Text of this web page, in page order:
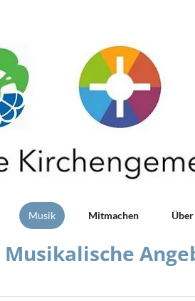
Musik Mitmachen
Musikalische